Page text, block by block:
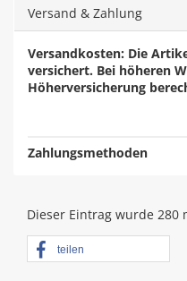
Versand & Zahlung
Versandkosten: Die
versichert. Bei höheren
Höherversicherung
Zahlungsmethoden
Dieser Eintrag wurde 280
teilen